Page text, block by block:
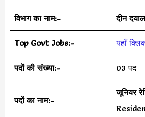
विभाग का नाम:- दीन
Top Govt Jobs:- यहाँ
पदों की संख्या:- 03 पद
पदों का नाम:-
जूनियर